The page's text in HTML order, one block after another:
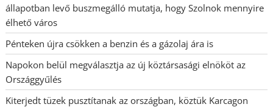
állapotban levő buszmegálló mutatja, hogy Szolnok mennyire
élhető város
Pénteken újra csökken a benzin és a gázolaj ára is
Napokon belül megválasztja az új köztársasági elnököt az
Országgyűlés
Kiterjedt tüzek pusztítanak az országban, köztük Karcagon